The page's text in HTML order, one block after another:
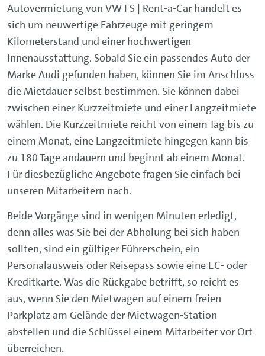
Autovermietung von VW FS | Rent-a-Car handelt es
sich um neuwertige Fahrzeuge mit geringem
Kilometerstand und einer hochwertigen
Innenausstattung. Sobald Sie ein passendes Auto der
Marke Audi gefunden haben, können Sie im Anschluss
die Mietdauer selbst bestimmen. Sie können dabei
zwischen einer Kurzzeitmiete und einer Langzeitmiete
wählen. Die Kurzzeitmiete reicht von einem Tag bis zu
einem Monat, eine Langzeitmiete hingegen kann bis
zu 180 Tage andauern und beginnt ab einem Monat.
Für diesbezügliche Angebote fragen Sie einfach bei
unseren Mitarbeitern nach.
Beide Vorgänge sind in wenigen Minuten erledigt,
denn alles was Sie bei der Abholung bei sich haben
sollten, sind ein gültiger Führerschein, ein
Personalausweis oder Reisepass sowie eine EC- oder
Kreditkarte. Was die Rückgabe betrifft, so reicht es
aus, wenn Sie den Mietwagen auf einem freien
Parkplatz am Gelände der Mietwagen-Station
abstellen und die Schlüssel einem Mitarbeiter vor Ort
überreichen.